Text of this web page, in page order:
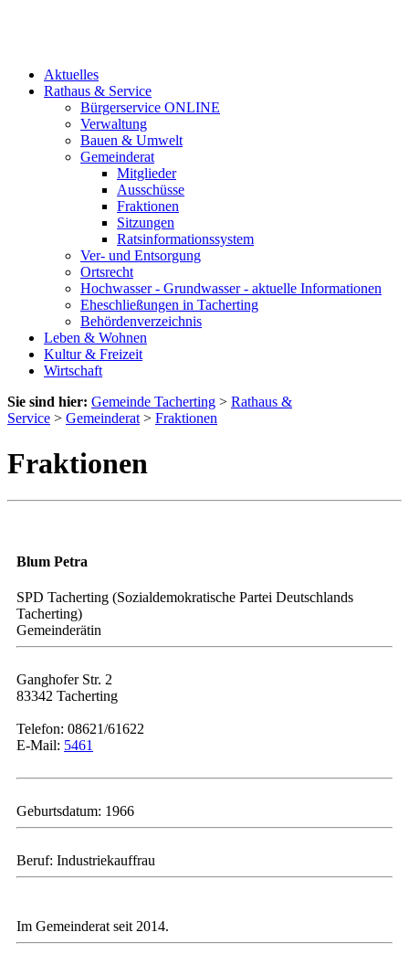
Aktuelles
Rathaus & Service
Bürgerservice ONLINE
Verwaltung
Bauen & Umwelt
Gemeinderat
Mitglieder
Ausschüsse
Fraktionen
Sitzungen
Ratsinformationssystem
Ver- und Entsorgung
Ortsrecht
Hochwasser - Grundwasser - aktuelle Informationen
Eheschließungen in Tacherting
Behördenverzeichnis
Leben & Wohnen
Kultur & Freizeit
Wirtschaft
Sie sind hier: Gemeinde Tacherting > Rathaus &
Service > Gemeinderat > Fraktionen
Fraktionen
Blum Petra
SPD Tacherting (Sozialdemokratische Partei Deutschlands
Tacherting)
Gemeinderätin
Ganghofer Str. 2
83342 Tacherting
Telefon: 08621/61622
E-Mail: 5461
Geburtsdatum: 1966
Beruf: Industriekauffrau
Im Gemeinderat seit 2014.